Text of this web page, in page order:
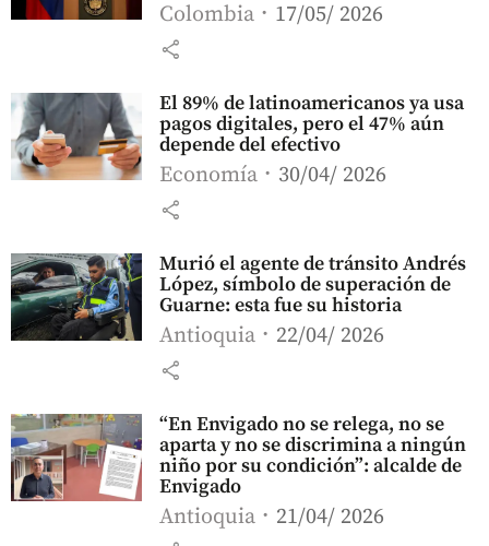
Colombia 17/05/ 2026
share
El 89% de latinoamericanos ya usa
pagos digitales, pero el 47% aún
depende del efectivo
Economía 30/04/ 2026
share
Murió el agente de tránsito Andrés
López, símbolo de superación de
Guarne: esta fue su historia
Antioquia 22/04/ 2026
share
“En Envigado no se relega, no se
aparta y no se discrimina a ningún
niño por su condición”: alcalde de
Envigado
Antioquia 21/04/ 2026